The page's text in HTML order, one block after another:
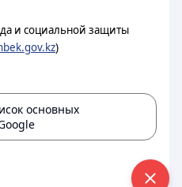
и социальной защиты
)
основных